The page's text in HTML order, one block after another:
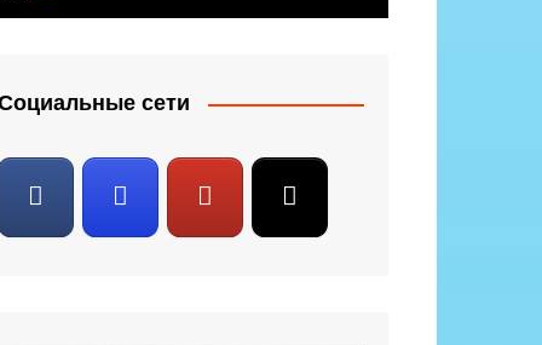
English
сети